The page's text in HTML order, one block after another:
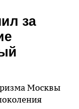
за
Москвы